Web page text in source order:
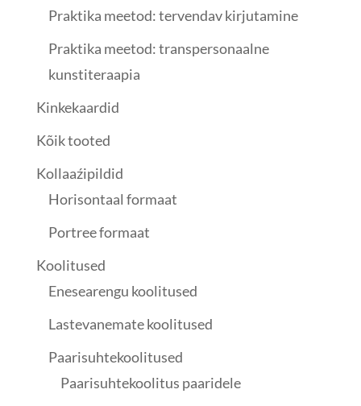
Praktika meetod: tervendav kirjutamine
Praktika meetod: transpersonaalne
kunstiteraapia
Kinkekaardid
Kõik tooted
Kollaaźipildid
Horisontaal formaat
Portree formaat
Koolitused
Enesearengu koolitused
Lastevanemate koolitused
Paarisuhtekoolitused
Paarisuhtekoolitus paaridele